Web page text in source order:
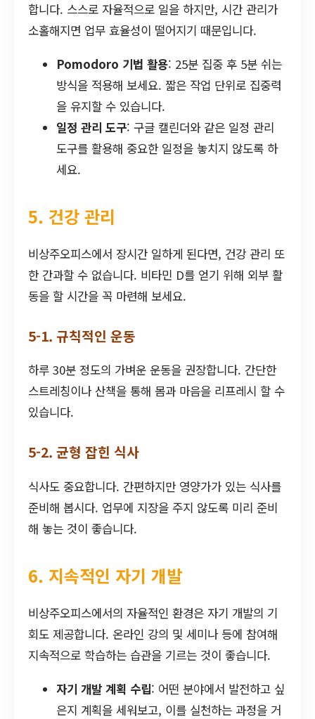
합니다. 스스로 자율적으로 일을 하지만, 시간 관리가
소홀해지면 업무 효율성이 떨어지기 때문입니다.
Pomodoro 기법 활용: 25분 집중 후 5분 쉬는
방식을 적용해 보세요. 짧은 작업 단위로 집중력
을 유지할 수 있습니다.
일정 관리 도구: 구글 캘린더와 같은 일정 관리
도구를 활용해 중요한 일정을 놓치지 않도록 하
세요.
5. 건강 관리
비상주오피스에서 장시간 일하게 된다면, 건강 관리 또
한 간과할 수 없습니다. 비타민 D를 얻기 위해 외부 활
동을 할 시간을 꼭 마련해 보세요.
5-1. 규칙적인 운동
하루 30분 정도의 가벼운 운동을 권장합니다. 간단한
스트레칭이나 산책을 통해 몸과 마음을 리프레시 할 수
있습니다.
5-2. 균형 잡힌 식사
식사도 중요합니다. 간편하지만 영양가가 있는 식사를
준비해 봅시다. 업무에 지장을 주지 않도록 미리 준비
해 놓는 것이 좋습니다.
6. 지속적인 자기 개발
비상주오피스에서의 자율적인 환경은 자기 개발의 기
회도 제공합니다. 온라인 강의 및 세미나 등에 참여해
지속적으로 학습하는 습관을 기르는 것이 좋습니다.
자기 개발 계획 수립: 어떤 분야에서 발전하고 싶
은지 계획을 세워보고, 이를 실천하는 과정을 거